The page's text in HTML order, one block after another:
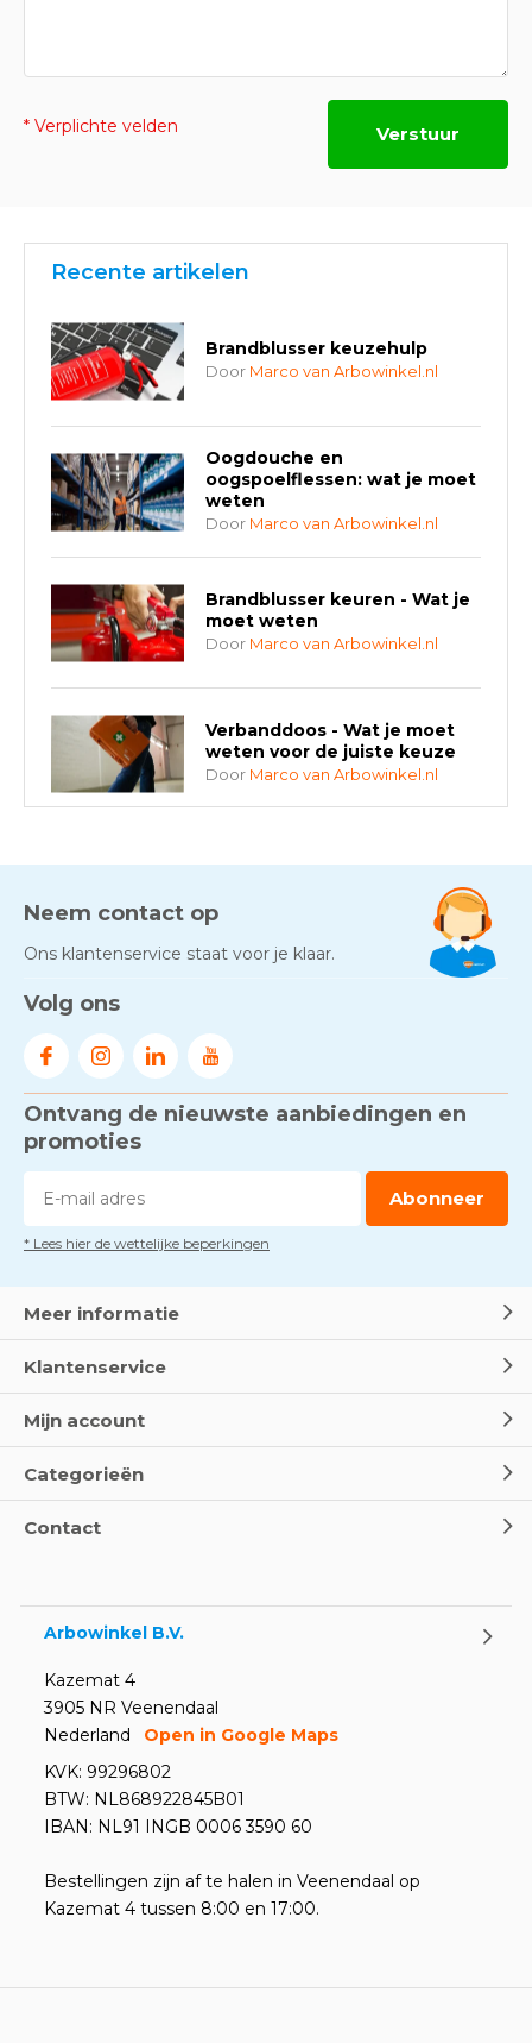
* Verplichte velden Verstuur
Recente artikelen
Brandblusser keuzehulp
Door Marco van Arbowinkel.nl
Oogdouche en
oogspoelflessen: wat je moet
weten
Door Marco van Arbowinkel.nl
Brandblusser keuren - Wat je
moet weten
Door Marco van Arbowinkel.nl
Verbanddoos - Wat je moet
weten voor de juiste keuze
Door Marco van Arbowinkel.nl
AED-apparaten - Welke past
Door Marco van Arbowinkel.nl
Door
Voorkom brand met
rookmelders, hittemelders en
DoorMarco van Arbowinkel.nl
Dag van de BHV - Als elke
Oogspoel flessen en
Neem contact op
Ons klantenservice staat voor je klaar.
Volg ons
Ontvang de nieuwste aanbiedingen en
promoties
Abonneer
* Lees hier de wettelijke beperkingen
Meer informatie
Klantenservice
Mijn account
Categorieën
Contact
Arbowinkel B.V.
Kazemat 4
3905 NR Veenendaal
Nederland
Open in Google Maps
KVK: 99296802
BTW: NL868922845B01
IBAN: NL91 INGB 0006 3590 60
Bestellingen zijn af te halen in Veenendaal op
Kazemat 4 tussen 8:00 en 17:00.